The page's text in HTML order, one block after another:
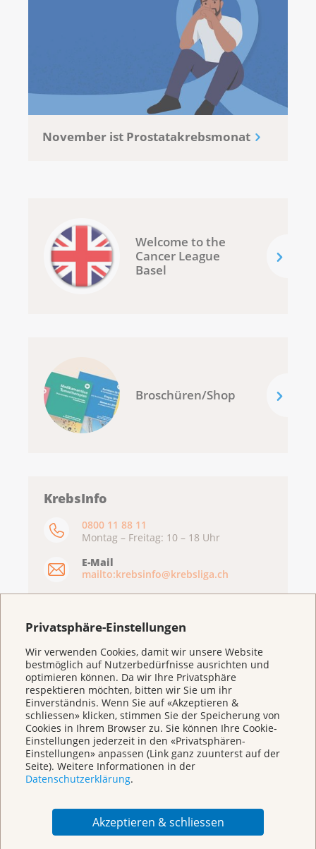
Privatsphäre-Einstellungen
Wir verwenden Cookies, damit wir unsere Website
bestmöglich auf Nutzerbedürfnisse ausrichten und
optimieren können. Da wir Ihre Privatsphäre
respektieren möchten, bitten wir Sie um ihr
Einverständnis. Wenn Sie auf «Akzeptieren &
schliessen» klicken, stimmen Sie der Speicherung von
Cookies in Ihrem Browser zu. Sie können Ihre Cookie-
Einstellungen jederzeit in den «Privatsphären-
Einstellungen» anpassen (Link ganz zuunterst auf der
Seite). Weitere Informationen in der
Datenschutzerklärung.
Akzeptieren & schliessen
November ist Prostatakrebsmonat
Welcome to the
Cancer League
Basel
Broschüren/Shop
KrebsInfo
0800 11 88 11
Montag – Freitag: 10 – 18 Uhr
E-Mail
mailto:krebsinfo@krebsliga.ch
Montag – Freitag: 10 – 18 Uhr
Weitere Themen
Beratung